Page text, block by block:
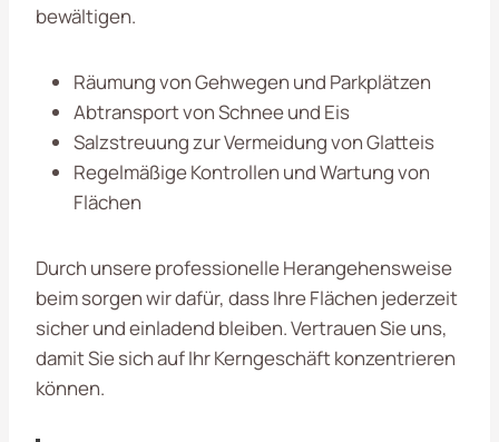
bewältigen.
Räumung von Gehwegen und Parkplätzen
Abtransport von Schnee und Eis
Salzstreuung zur Vermeidung von Glatteis
Regelmäßige Kontrollen und Wartung von
Flächen
Durch unsere professionelle Herangehensweise
beim sorgen wir dafür, dass Ihre Flächen jederzeit
sicher und einladend bleiben. Vertrauen Sie uns,
damit Sie sich auf Ihr Kerngeschäft konzentrieren
können.